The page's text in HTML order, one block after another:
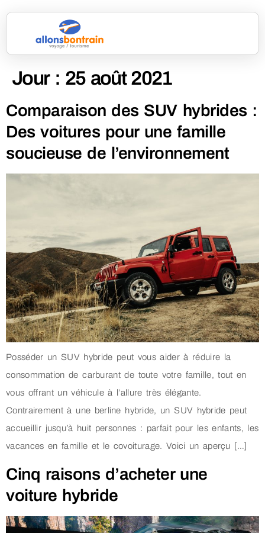
Jour : 25 août 2021
Comparaison des SUV hybrides :
Des voitures pour une famille
soucieuse de l’environnement
Posséder un SUV hybride peut vous aider à réduire la
consommation de carburant de toute votre famille, tout en
vous offrant un véhicule à l’allure très élégante.
Contrairement à une berline hybride, un SUV hybride peut
accueillir jusqu’à huit personnes : parfait pour les enfants, les
vacances en famille et le covoiturage. Voici un aperçu […]
Cinq raisons d’acheter une
voiture hybride